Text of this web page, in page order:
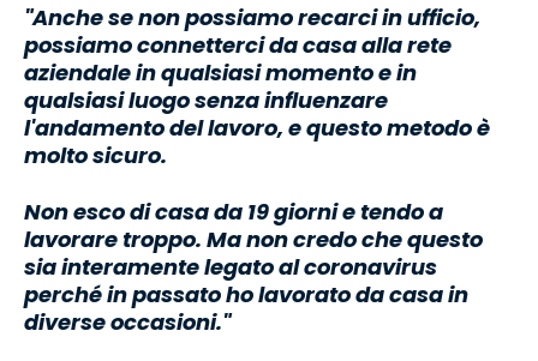
"Anche se non possiamo recarci in ufficio,
possiamo connetterci da casa alla rete
aziendale in qualsiasi momento e in
qualsiasi luogo senza influenzare
l'andamento del lavoro, e questo metodo è
molto sicuro.
Non esco di casa da 19 giorni e tendo a
lavorare troppo. Ma non credo che questo
sia interamente legato al coronavirus
perché in passato ho lavorato da casa in
diverse occasioni."